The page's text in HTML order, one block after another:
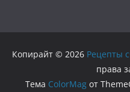
Копирайт © 2026 Рецепты
права
Тема ColorMagот